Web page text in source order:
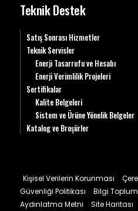
Teknik Destek
Satış Sonrası Hizmetler
Teknik Servisler
Enerji Tasarrufu ve Hesabı
Enerji Verimlilik Projeleri
Sertifikalar
Kalite Belgeleri
Sistem ve Ürüne Yönelik Belgeler
Katalog ve Broşürler
Kişisel Verilerin Korunması
Güvenliği Politikası
Bilgi
Aydınlatma Metni
Site Haritası